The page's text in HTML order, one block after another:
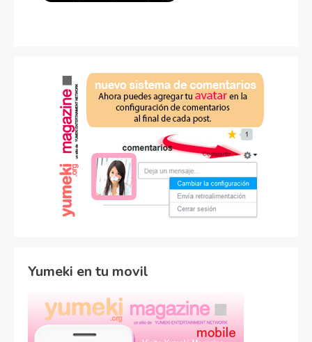
Yumeki en tu movil